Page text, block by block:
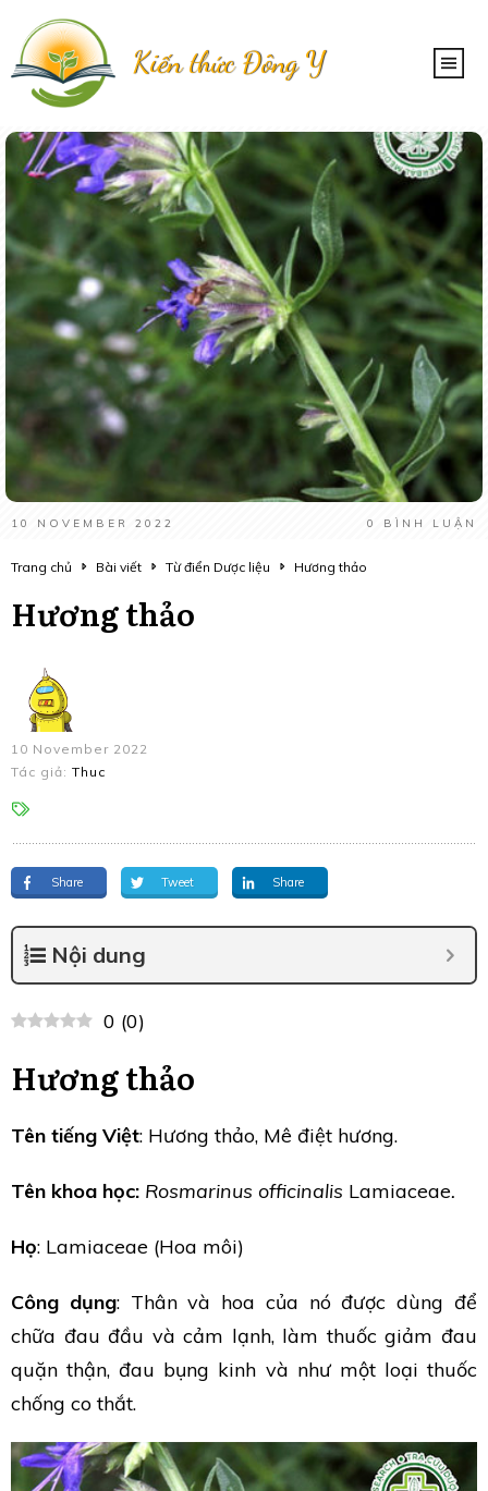
Kiến thức Đông Y
10 NOVEMBER 2022 0 BÌNH LUẬN
Trang chủ Bài viết Từ điển Dược liệu Hương thảo
Hương thảo
10 November 2022
Tác giả: Thuc
Share Tweet Share
Nội dung
0 (0)
Hương thảo
Tên tiếng Việt: Hương thảo, Mê điệt hương.
Tên khoa học: Rosmarinus officinalis Lamiaceae.
Họ: Lamiaceae (Hoa môi)
Công dụng: Thân và hoa của nó được dùng để
chữa đau đầu và cảm lạnh, làm thuốc giảm đau
quặn thận, đau bụng kinh và như một loại thuốc
chống co thắt.